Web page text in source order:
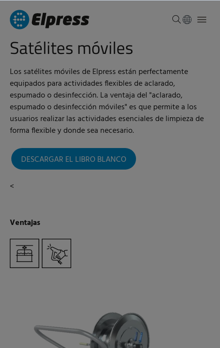
Satélites móviles
Los satélites móviles de Elpress están perfectamente
equipados para actividades flexibles de aclarado,
espumado o desinfección. La ventaja del "aclarado,
espumado o desinfección móviles" es que permite a los
usuarios realizar las actividades esenciales de limpieza de
forma flexible y donde sea necesario.
DESCARGAR EL LIBRO BLANCO
<
Ventajas